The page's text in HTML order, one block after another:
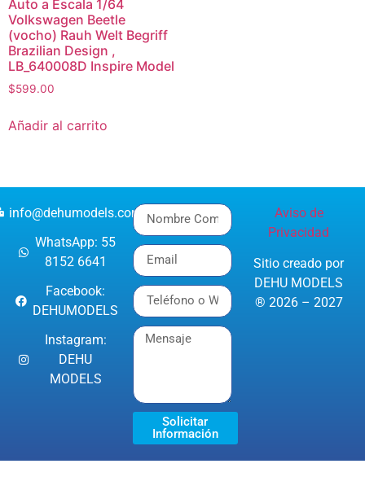
Auto a Escala 1/64
Volkswagen Beetle
(vocho) Rauh Welt Begriff
Brazilian Design ,
LB_640008D Inspire Model
$599.00
Añadir al carrito
info@dehumodels.com
WhatsApp: 55
8152 6641
Facebook:
DEHUMODELS
Instagram:
DEHU
MODELS
Solicitar
Información
Aviso de
Privacidad
Sitio creado por
DEHU MODELS
® 2026 – 2027